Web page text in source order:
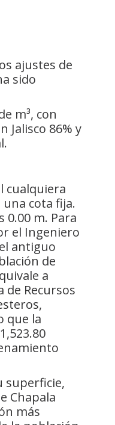
ajustes de
sido
m³, con
Jalisco 86% y
cualquiera
cota fija.
0.00 m. Para
el Ingeniero
antiguo
de
a
de Recursos
que la
superficie,
Chapala
más